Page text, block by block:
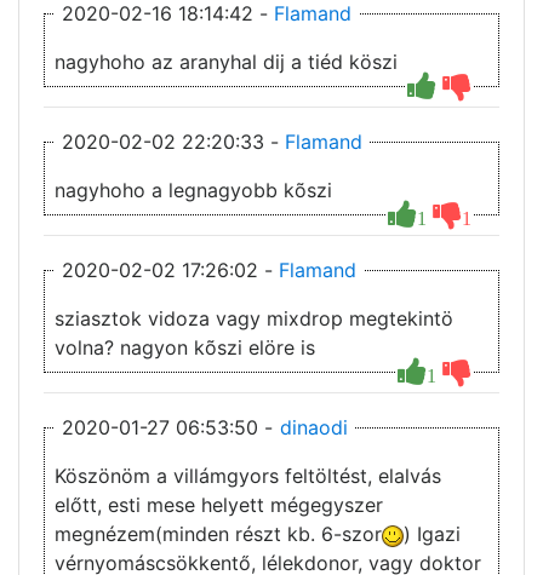
2020-02-16 18:14:42 - Flamand
nagyhoho az aranyhal dij a tiéd köszi
2020-02-02 22:20:33 - Flamand
1 1
nagyhoho a legnagyobb kõszi
2020-02-02 17:26:02 - Flamand
1
sziasztok vidoza vagy mixdrop megtekintö
volna? nagyon kõszi elöre is
2020-01-27 06:53:50 - dinaodi
Köszönöm a villámgyors feltöltést, elalvás
előtt, esti mese helyett mégegyszer
megnézem(minden részt kb. 6-szor
) Igazi
vérnyomáscsökkentő, lélekdonor, vagy doktor